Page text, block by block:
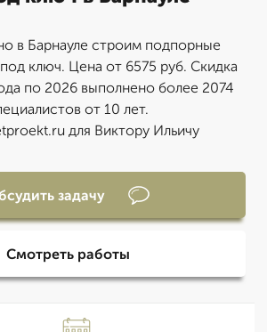
в Барнауле строим подпорные
ключ. Цена от 6575 руб. Скидка
по 2026 выполнено более 2074
от 10 лет.
для Виктору Ильичу
задачу
Смотреть работы